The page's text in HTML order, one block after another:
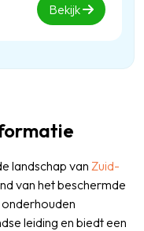
Bekijk
landschap van Zuid-
van het beschermde
leiding en biedt een